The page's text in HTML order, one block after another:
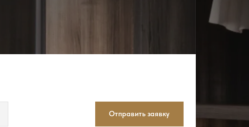
Отправить заявку